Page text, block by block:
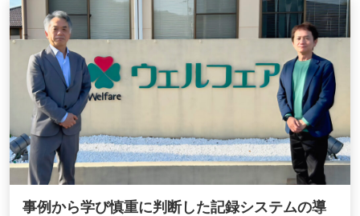
事例から学び慎重に判断した記録システムの導